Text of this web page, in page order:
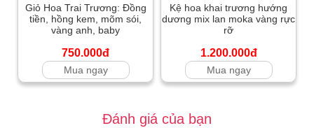
Giỏ Hoa Trai Trương: Đồng
tiền, hồng kem, mõm sói,
vàng anh, baby
750.000đ
Mua ngay
Kệ hoa khai trương hướng
dương mix lan moka vàng rực
rỡ
1.200.000đ
Mua ngay
Đánh giá của bạn